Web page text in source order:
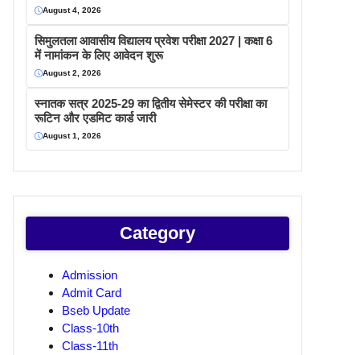
August 4, 2026
सिमुलतला आवासीय विद्यालय प्रवेश परीक्षा 2027 | कक्षा 6
में नामांकन के लिए आवेदन शुरू
August 2, 2026
स्नातक सत्र 2025-29 का द्वितीय सेमेस्टर की परीक्षा का
रूटिन और एडमिट कार्ड जारी
August 1, 2026
Category
Admission
Admit Card
Bseb Update
Class-10th
Class-11th